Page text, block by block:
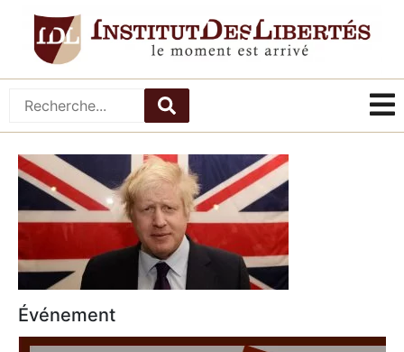
Événement